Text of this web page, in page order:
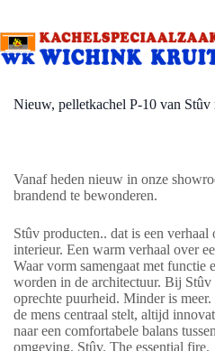
de
inhoud
Nieuw, pelletkachel P-10 van Stûv
Vanaf heden nieuw in onze
brandend te bewonderen.
Stûv producten.. dat is een
interieur. Een warm verhaal over
Waar vorm samengaat met functie
worden in de architectuur. Bij
oprechte puurheid. Minder is
de mens centraal stelt, altijd
naar een comfortabele balans
omgeving. Stûv. The essential fire.